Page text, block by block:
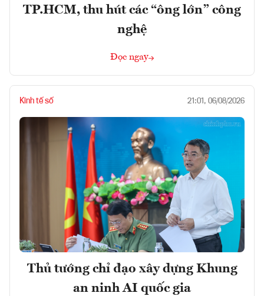
TP.HCM, thu hút các “ông lớn” công
nghệ
Đọc ngay
Kinh tế số 21:01, 06/08/2026
Thủ tướng chỉ đạo xây dựng Khung
an ninh AI quốc gia